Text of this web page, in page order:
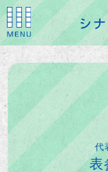
代
表